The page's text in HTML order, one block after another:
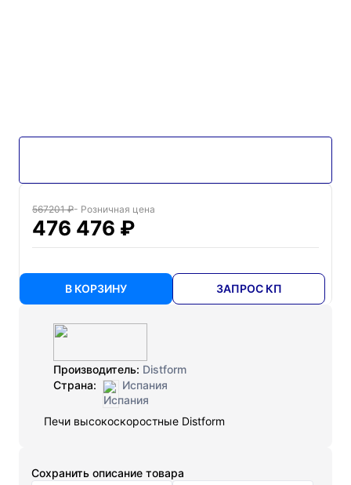
567201 ₽- Розничная цена
476 476 ₽
В КОРЗИНУ ЗАПРОС КП
Производитель: Distform
Страна:
Испания
Печи высокоскоростные Distform
Cохранить описание товара